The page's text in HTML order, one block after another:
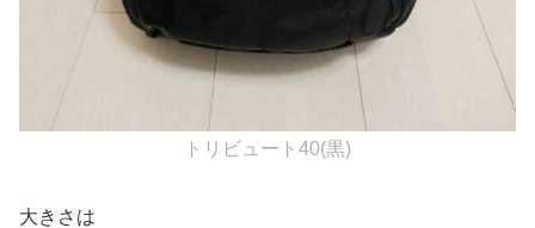
トリビュート40(黒)
大きさは